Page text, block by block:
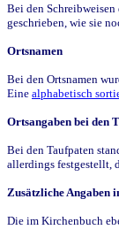
Bei den
geschrieben, wie sie
Ortsnamen
Bei den Ortsnamen
Eine alphabetisch
Ortsangaben bei den
Bei den Taufpaten
allerdings festgestellt,
Zusätzliche Angaben
Die im Kirchenbuch